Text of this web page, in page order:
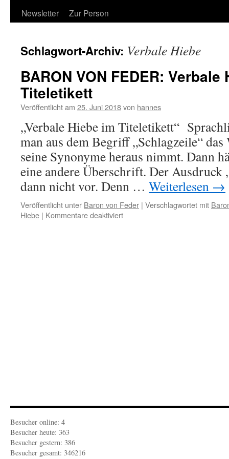
Newsletter
Zur Person
Schlagwort-Archiv: Verbale Hiebe
BARON VON FEDER: Verbale
Titeletikett
Veröffentlicht am 25. Juni 2018von hannes
„Verbale Hiebe im Titeletikett“
man aus dem Begriff „Schlagzeile“
seine Synonyme heraus nimmt. Dann
eine andere Überschrift. Der Ausdruck
dann nicht vor. Denn … Weiterlesen →
Veröffentlicht unter Baron von Feder | Verschlagwortet mit
Hiebe | Kommentare deaktiviertfür
Besucher online: 4
Besucher heute: 363
Besucher gestern: 386
Besucher gesamt: 346216